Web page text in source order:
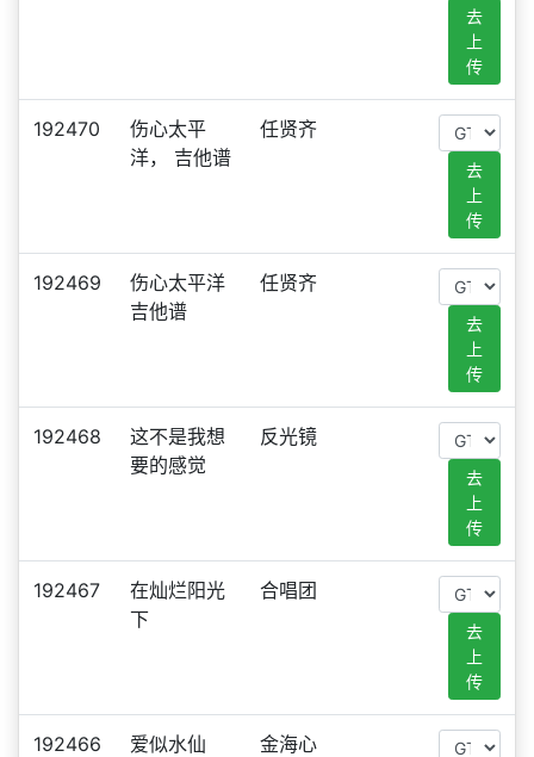
去
上
传
192470
伤心太平
洋， 吉他谱
任贤齐
去
上
传
192469
伤心太平洋
吉他谱
任贤齐
去
上
传
192468
这不是我想
要的感觉
反光镜
去
上
传
192467
在灿烂阳光
下
合唱团
去
上
传
192466 爱似水仙 金海心